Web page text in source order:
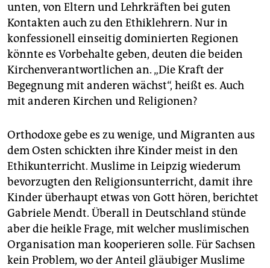
unten, von Eltern und Lehrkräften bei guten
Kontakten auch zu den Ethiklehrern. Nur in
konfessionell einseitig dominierten Regionen
könnte es Vorbehalte geben, deuten die beiden
Kirchenverantwortlichen an. „Die Kraft der
Begegnung mit anderen wächst“, heißt es. Auch
mit anderen Kirchen und Religionen?
Orthodoxe gebe es zu wenige, und Migranten aus
dem Osten schickten ihre Kinder meist in den
Ethikunterricht. Muslime in Leipzig wiederum
bevorzugten den Religionsunterricht, damit ihre
Kinder überhaupt etwas von Gott hören, berichtet
Gabriele Mendt. Überall in Deutschland stünde
aber die heikle Frage, mit welcher muslimischen
Organisation man kooperieren solle. Für Sachsen
kein Problem, wo der Anteil gläubiger Muslime